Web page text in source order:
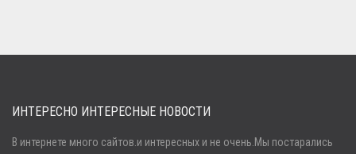
ИНТЕРЕСНО ИНТЕРЕСНЫЕ НОВОСТИ
В интернете много сайтов.и интересных и не очень.Мы постарались